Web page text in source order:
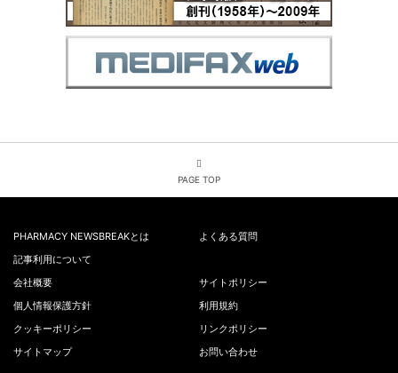
PAGE TOP
PHARMACY NEWSBREAKとは
よくある質問
記事利用について
会社概要
サイトポリシー
個人情報保護方針
利用規約
クッキーポリシー
リンクポリシー
サイトマップ
お問い合わせ